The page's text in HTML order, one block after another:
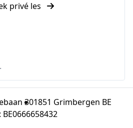
privé les
301851 Grimbergen BE
BE0666658432